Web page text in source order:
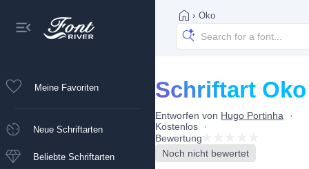
Meine Favoriten
Neue Schriftarten
Beliebte Schriftarten
› Oko
Schriftart Oko
Entworfen von Hugo Portinha
Kostenlos
Bewertung
Noch nicht bewertet